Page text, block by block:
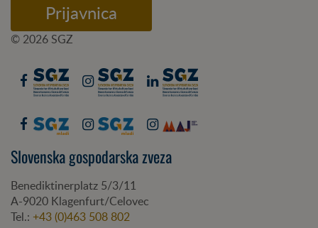
Prijavnica
© 2026 SGZ
Slovenska gospodarska zveza
Benediktinerplatz 5/3/11
A-9020 Klagenfurt/Celovec
Tel.: +43 (0)463 508 802